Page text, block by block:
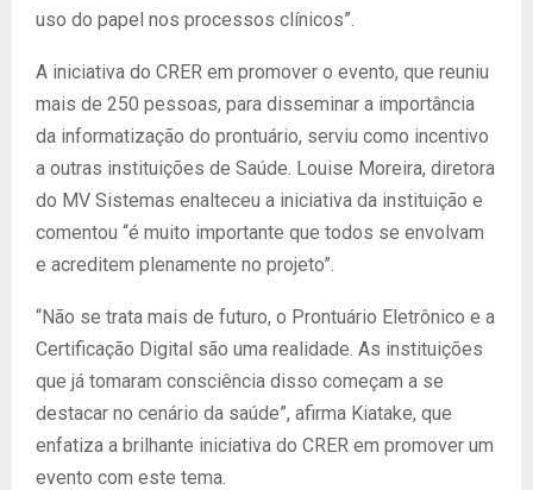
uso do papel nos processos clínicos”.
A iniciativa do CRER em promover o evento, que reuniu
mais de 250 pessoas, para disseminar a importância
da informatização do prontuário, serviu como incentivo
a outras instituições de Saúde. Louise Moreira, diretora
do MV Sistemas enalteceu a iniciativa da instituição e
comentou “é muito importante que todos se envolvam
e acreditem plenamente no projeto”.
“Não se trata mais de futuro, o Prontuário Eletrônico e a
Certificação Digital são uma realidade. As instituições
que já tomaram consciência disso começam a se
destacar no cenário da saúde”, afirma Kiatake, que
enfatiza a brilhante iniciativa do CRER em promover um
evento com este tema.